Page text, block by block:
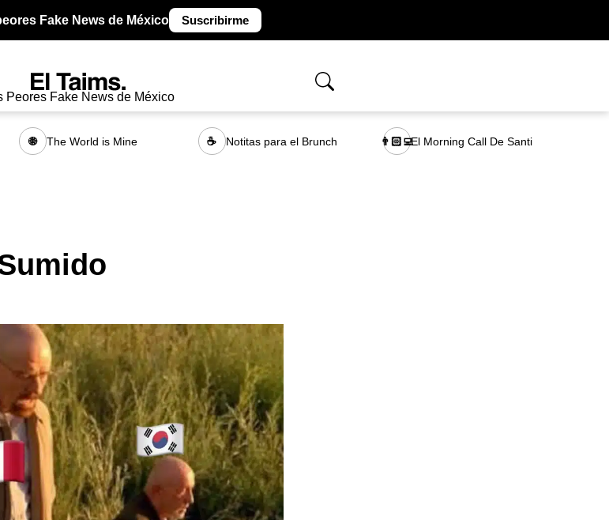
Fake News de México Suscribirme
Peores Fake News de México
🌐 The World is Mine ☕ Notitas para el Brunch 👨🏻‍💻El Morning Call De Santi